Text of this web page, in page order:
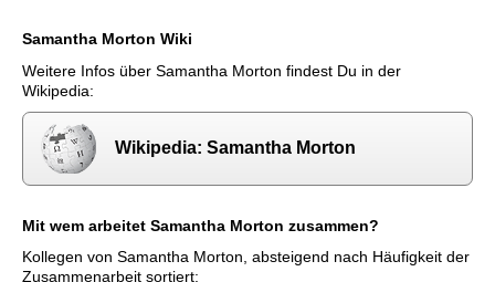
Samantha Morton Wiki
Weitere Infos über Samantha Morton findest Du in der
Wikipedia:
Wikipedia: Samantha Morton
Mit wem arbeitet Samantha Morton zusammen?
Kollegen von Samantha Morton, absteigend nach Häufigkeit der
Zusammenarbeit sortiert: